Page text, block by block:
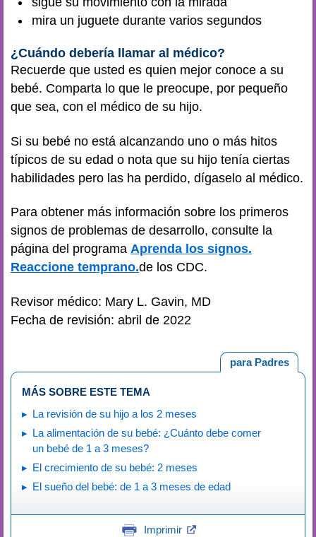
mira un juguete durante varios segundos
¿Cuándo debería llamar al médico?
Recuerde que usted es quien mejor conoce a su
bebé. Comparta lo que le preocupe, por pequeño
que sea, con el médico de su hijo.
Si su bebé no está alcanzando uno o más hitos
típicos de su edad o nota que su hijo tenía ciertas
habilidades pero las ha perdido, dígaselo al médico.
Para obtener más información sobre los primeros
signos de problemas de desarrollo, consulte la
página del programa Aprenda los signos.
Reaccione temprano.de los CDC.
Revisor médico: Mary L. Gavin, MD
Fecha de revisión: abril de 2022
para Padres
MÁS SOBRE ESTE TEMA
La revisión de su hijo a los 2 meses
La alimentación de su bebé: ¿Cuánto debe comer
un bebé de 1 a 3 meses?
El crecimiento de su bebé: 2 meses
El sueño del bebé: de 1 a 3 meses de edad
Imprimir